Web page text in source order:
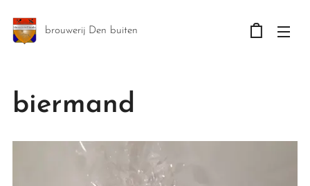
brouwerij Den buiten
biermand